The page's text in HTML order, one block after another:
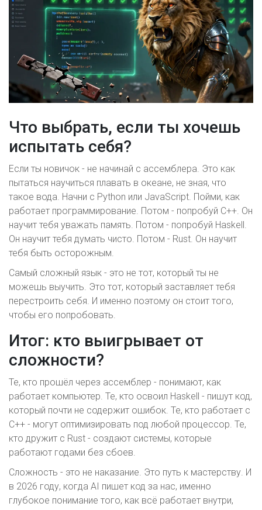
Что выбрать, если ты хочешь
испытать себя?
Если ты новичок - не начинай с ассемблера. Это как
пытаться научиться плавать в океане, не зная, что
такое вода. Начни с Python или JavaScript. Пойми, как
работает программирование. Потом - попробуй C++. Он
научит тебя уважать память. Потом - попробуй Haskell.
Он научит тебя думать чисто. Потом - Rust. Он научит
тебя быть осторожным.
Самый сложный язык - это не тот, который ты не
можешь выучить. Это тот, который заставляет тебя
перестроить себя. И именно поэтому он стоит того,
чтобы его попробовать.
Итог: кто выигрывает от
сложности?
Те, кто прошёл через ассемблер - понимают, как
работает компьютер. Те, кто освоил Haskell - пишут код,
который почти не содержит ошибок. Те, кто работает с
C++ - могут оптимизировать под любой процессор. Те,
кто дружит с Rust - создают системы, которые
работают годами без сбоев.
Сложность - это не наказание. Это путь к мастерству. И
в 2026 году, когда AI пишет код за нас, именно
глубокое понимание того, как всё работает внутри,